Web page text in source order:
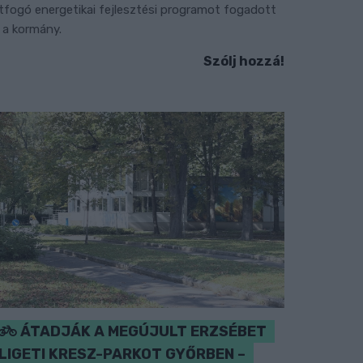
energetikai fejlesztési programot fogadott
a kormány.
Szólj hozzá!
ÁTADJÁK A MEGÚJULT ERZSÉBET
KRESZ-PARKOT GYŐRBEN –